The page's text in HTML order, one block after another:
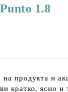
1.8
продукта и
кратко, ясно